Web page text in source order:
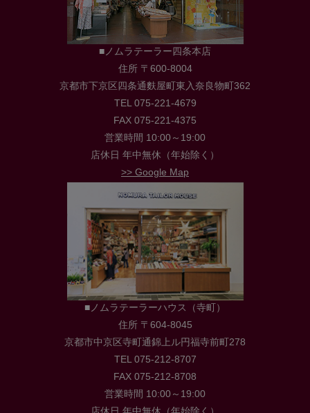
■ノムラテーラー四条本店
住所 〒600-8004
京都市下京区四条通麩屋町東入奈良物町362
TEL 075-221-4679
FAX 075-221-4375
営業時間 10:00～19:00
店休日 年中無休（年始除く）
>> Google Map
■ノムラテーラーハウス（寺町）
住所 〒604-8045
京都市中京区寺町通錦上ル円福寺前町278
TEL 075-212-8707
FAX 075-212-8708
営業時間 10:00～19:00